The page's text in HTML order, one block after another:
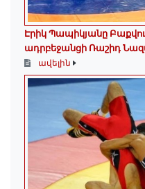
Էրիկ Պապիկյանը
ադրբեջանցի Ռաշիդ
ավելին